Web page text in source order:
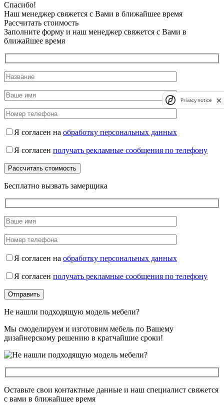
Спасибо!
Наш менеджер свяжется с Вами в ближайшее время
Рассчитать стоимость
Заполните форму и наш менеджер свяжется с Вами в
ближайшее время
Я согласен на обработку персональных данных
Я согласен получать рекламные сообщения по телефону
Бесплатно вызвать замерщика
Я согласен на обработку персональных данных
Я согласен получать рекламные сообщения по телефону
Не нашли подходящую модель мебели?
Мы смоделируем и изготовим мебель по Вашему
дизайнерскому решению в кратчайшие сроки!
Оставьте свои контактные данные и наш специалист свяжется
с вами в ближайшее время
Privacy notice